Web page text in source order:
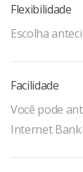
Flexibilidade
Escolha
Facilidade
Você pode
Internet